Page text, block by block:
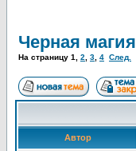
Черная магия
На страницу 1 2 3 4 След.
Автор